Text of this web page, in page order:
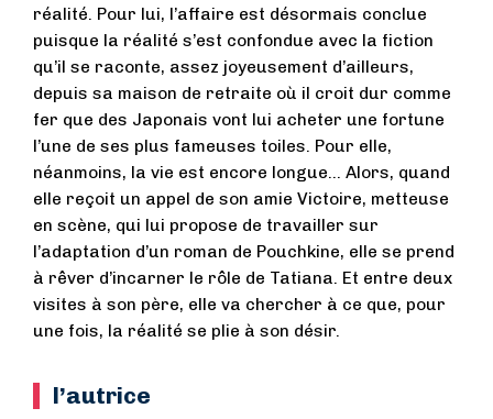
réalité. Pour lui, l’affaire est désormais conclue
puisque la réalité s’est confondue avec la fiction
qu’il se raconte, assez joyeusement d’ailleurs,
depuis sa maison de retraite où il croit dur comme
fer que des Japonais vont lui acheter une fortune
l’une de ses plus fameuses toiles. Pour elle,
néanmoins, la vie est encore longue… Alors, quand
elle reçoit un appel de son amie Victoire, metteuse
en scène, qui lui propose de travailler sur
l’adaptation d’un roman de Pouchkine, elle se prend
à rêver d’incarner le rôle de Tatiana. Et entre deux
visites à son père, elle va chercher à ce que, pour
une fois, la réalité se plie à son désir.
l’autrice